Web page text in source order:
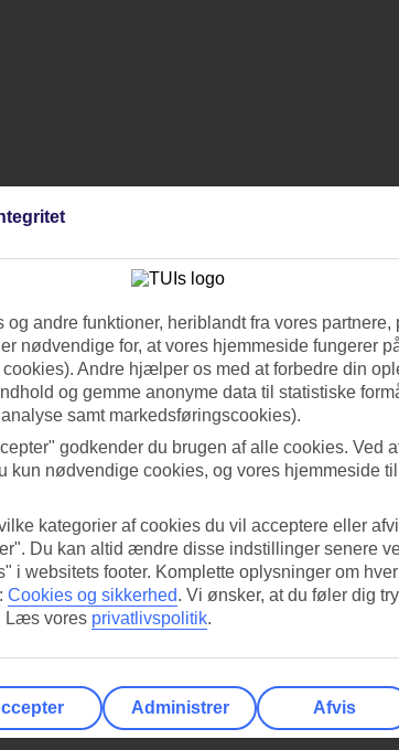
andre funktioner, heriblandt fra vores partnere,
nødvendige for, at vores hjemmeside fungerer
Andre hjælper os med at forbedre din
og gemme anonyme data til statistiske
samt markedsføringscookies).
godkender du brugen af alle cookies. Ved
kun nødvendige cookies, og vores hjemmeside
kategorier af cookies du vil acceptere eller
Du kan altid ændre disse indstillinger senere
i websitets footer. Komplette oplysninger om
Cookies og sikkerhed. Vi ønsker, at du føler dig
Læs vores privatlivspolitik.
Administrer Afvis